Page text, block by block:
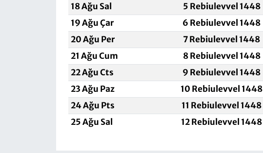
18 Ağu Sal
5 Rebiulevvel 1448
19 Ağu Çar
6 Rebiulevvel 1448
20 Ağu Per
7 Rebiulevvel 1448
21 Ağu Cum
8 Rebiulevvel 1448
22 Ağu Cts
9 Rebiulevvel 1448
23 Ağu Paz
10 Rebiulevvel 1448
24 Ağu Pts
11 Rebiulevvel 1448
25 Ağu Sal
12 Rebiulevvel 1448